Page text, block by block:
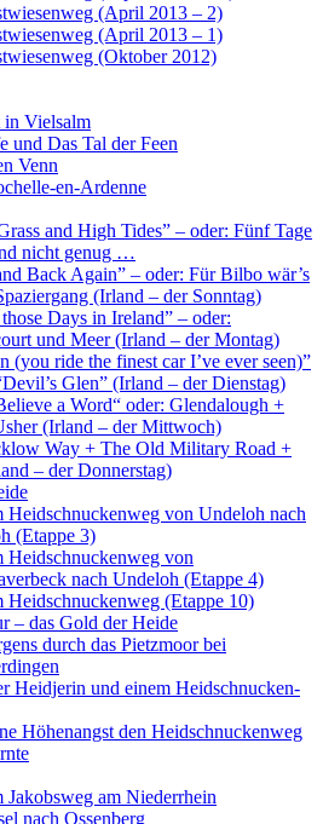
(April 2013 – 2)
(April 2013 – 1)
(Oktober 2012)
Vielsalm
und Das Tal der Feen
Venn
en-Ardenne
and High Tides” – oder: Fünf Tage
nicht genug …
Back Again” – oder: Für Bilbo wär’s
(Irland – der Sonntag)
Days in Ireland” – oder:
und Meer (Irland – der Montag)
(you ride the finest car I’ve ever seen)”
Glen” (Irland – der Dienstag)
a Word“ oder: Glendalough +
(Irland – der Mittwoch)
Way + The Old Military Road +
– der Donnerstag)
Heidschnuckenweg von Undeloh nach
(Etappe 3)
Heidschnuckenweg von
nach Undeloh (Etappe 4)
Heidschnuckenweg (Etappe 10)
– das Gold der Heide
durch das Pietzmoor bei
Heidjerin und einem Heidschnucken-
Höhenangst den Heidschnuckenweg
Jakobsweg am Niederrhein
nach Ossenberg